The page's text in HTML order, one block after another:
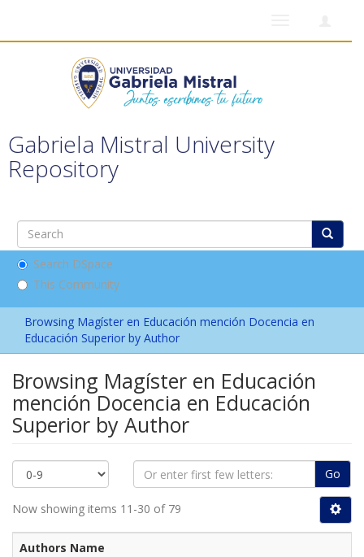
Gabriela Mistral University
Repository
Search DSpace
This Community
Browsing Magíster en Educación mención Docencia en
Educación Superior by Author
Browsing Magíster en Educación
mención Docencia en Educación
Superior by Author
Go
Now showing items 11-30 of 79
Authors Name